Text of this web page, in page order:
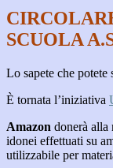
SCUOLA
Lo sapete che potete
È tornata l’iniziativa
Amazon donerà alla
idonei effettuati su
utilizzabile per